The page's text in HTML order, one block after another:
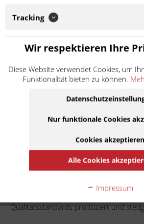
stetig weiterentwickelt, um den hohen
modernster Motorräder gerecht zu
Weiter lesen >
53,90 € *
inkl. MwSt.zzgl. Versandkosten
Lieferzeit ca. 1 Werktag
In den
Auf die Merkliste
Qualitätsstandards produziert und
Tracking
Wir respektieren Ihre
Diese Website verwendet Cookies, um
Funktionalität bieten zu können.
Nur funktionale Cookies
Cookies akzeptieren
Alle Cookies
Impressum